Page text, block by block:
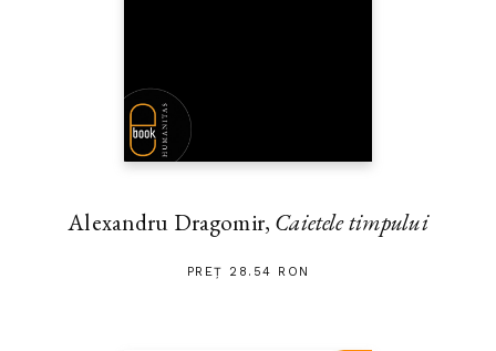
Alexandru Dragomir, Caietele timpului
PREȚ 28.54 RON